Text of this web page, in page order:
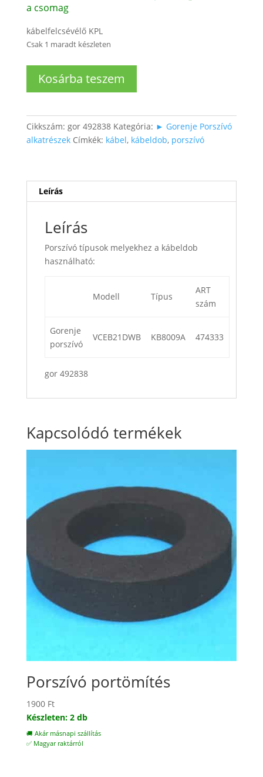
a csomag
kábelfelcsévélő KPL
Csak 1 maradt készleten
kábelcsévélő
Kosárba teszem
Cikkszám: gor 492838 Kategória: ► Gorenje Porszívó
alkatrészek Címkék: kábel, kábeldob, porszívó
Leírás
Leírás
Porszívó típusok melyekhez a kábeldob
használható:
Modell Típus
ART
szám
Gorenje
porszívó
VCEB21DWB KB8009A 474333
gor 492838
Kapcsolódó termékek
Porszívó portömítés
1900 Ft
Készleten: 2 db
🚚 Akár másnapi szállítás
✅ Magyar raktárról